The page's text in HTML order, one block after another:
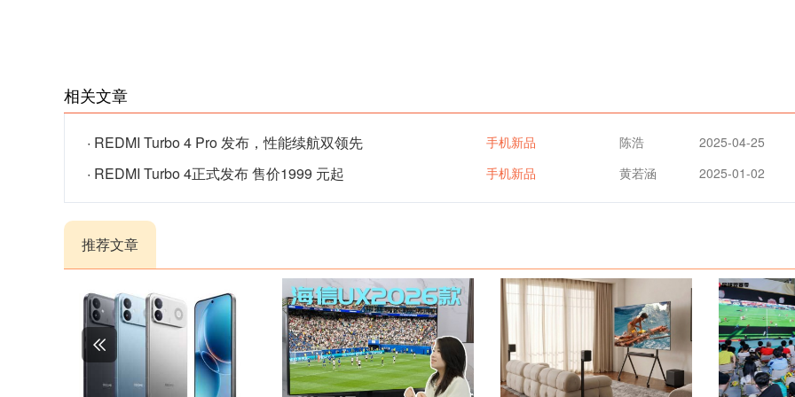
相关文章
· REDMI Turbo 4 Pro 发布，性能续航双领先 手机新品 陈浩 2025-04-25
· REDMI Turbo 4正式发布 售价1999 元起 手机新品 黄若涵 2025-01-02
推荐文章
